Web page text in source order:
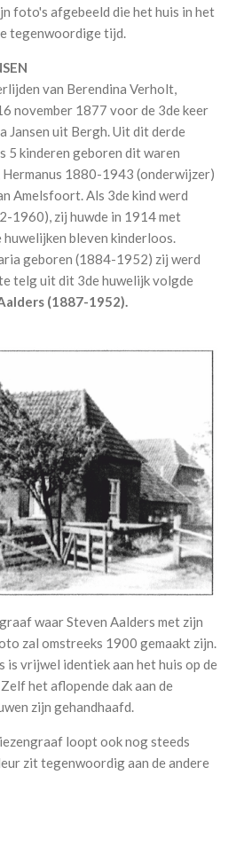
foto's afgebeeld die het huis in het
tegenwoordige tijd.
van Berendina Verholt,
november 1877 voor de 3de keer
Jansen uit Bergh. Uit dit derde
5 kinderen geboren dit waren
1880-1943 (onderwijzer)
Amelsfoort. Als 3de kind werd
1960), zij huwde in 1914 met
huwelijken bleven kinderloos.
geboren (1884-1952) zij werd
telg uit dit 3de huwelijk volgde
(1887-1952).
waar Steven Aalders met zijn
zal omstreeks 1900 gemaakt zijn.
is vrijwel identiek aan het huis op de
het aflopende dak aan de
zijn gehandhaafd.
loopt ook nog steeds
zit tegenwoordig aan de andere